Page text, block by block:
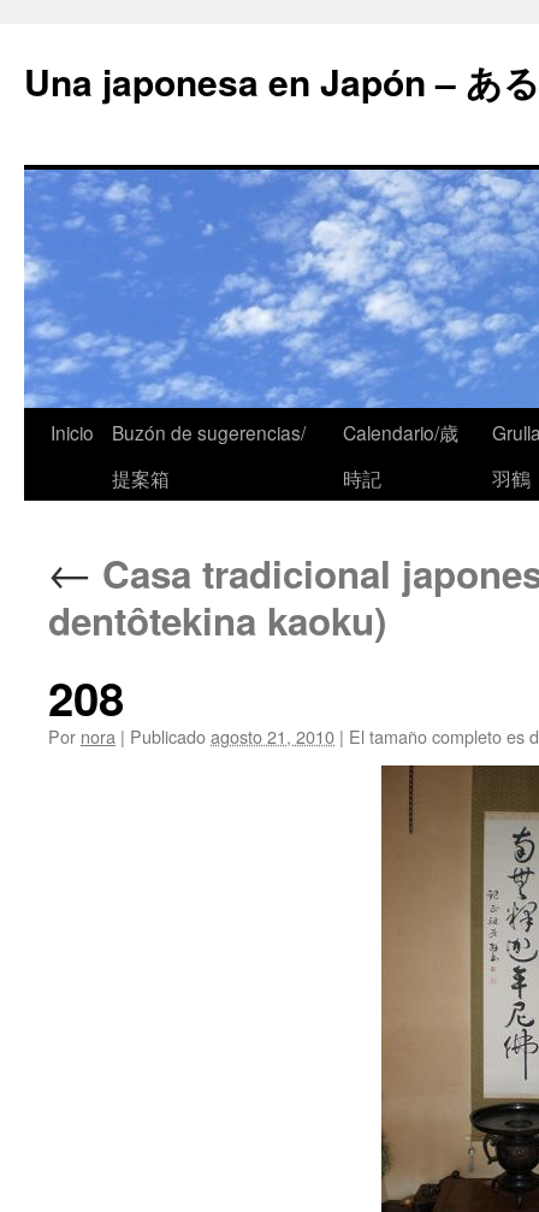
Una japonesa en Japón – あ
Inicio
Buzón de sugerencias/
提案箱
Calendario/歳
時記
羽鶴
← Casa tradicional
dentôtekina kaoku)
208
Por nora | Publicadoagosto 21, 2010 | El tamaño completo es